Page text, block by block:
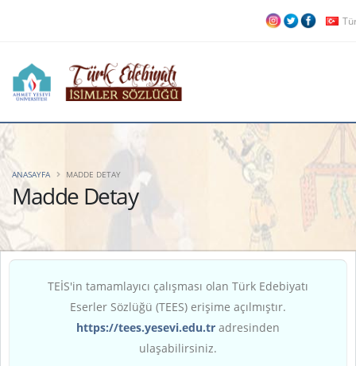
Madde Detay
ANASAYFA MADDE DETAY
TEİS'in tamamlayıcı çalışması olan Türk Edebiyatı
Eserler Sözlüğü (TEES) erişime açılmıştır.
https://tees.yesevi.edu.tr adresinden
ulaşabilirsiniz.